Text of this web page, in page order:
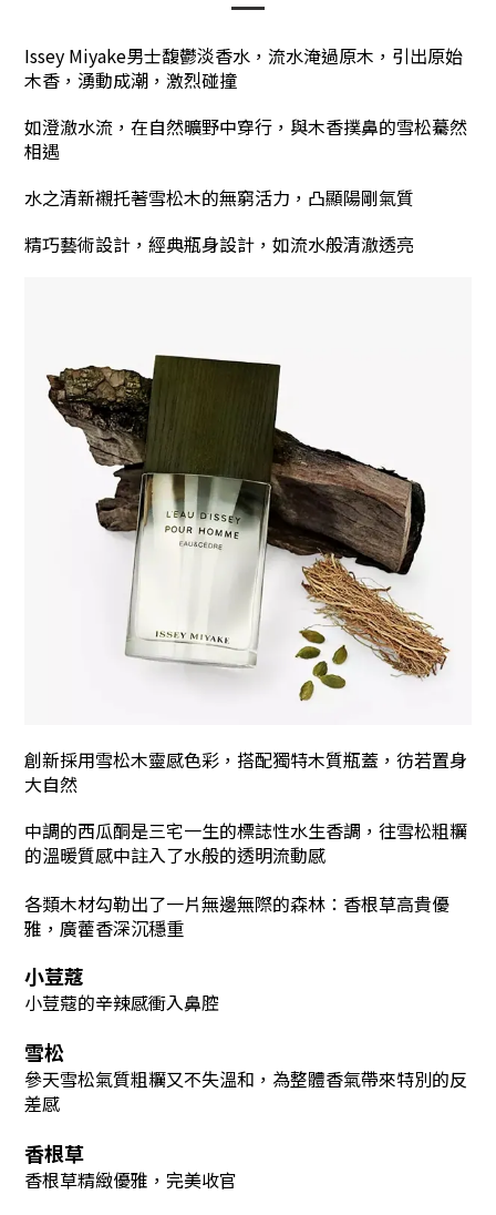
Issey Miyake男士馥鬱淡香水，流水淹過原木，引出原始
木香，湧動成潮，激烈碰撞
如澄澈水流，在自然曠野中穿行，與木香撲鼻的雪松驀然
相遇
水之清新襯托著雪松木的無窮活力，凸顯陽剛氣質
精巧藝術設計，經典瓶身設計，如流水般清澈透亮
創新採用雪松木靈感色彩，搭配獨特木質瓶蓋，彷若置身
大自然
中調的西瓜酮是三宅一生的標誌性水生香調，往雪松粗糲
的溫暖質感中註入了水般的透明流動感
各類木材勾勒出了一片無邊無際的森林：香根草高貴優
雅，廣藿香深沉穩重
小荳蔻
小荳蔻的辛辣感衝入鼻腔
雪松
參天雪松氣質粗糲又不失溫和，為整體香氣帶來特別的反
差感
香根草
香根草精緻優雅，完美收官